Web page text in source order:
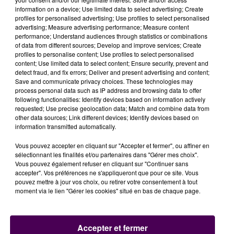
ces piles de dossiers papier qui s’amoncellent sur les
bureaux des magistrats."Nous gagnons aussi du
temps, en moyenne un mois sur les
procédures"ajoute Frédéric Chevalier. La ministre a
salué une expérimentation"qui mérite d’être étendue
au niveau national".La Chancellerie a lancé cinq
grands chantiers, dont un dédié au numérique avec
des moyens matériels supplémentaires et de
l’accompagnement pour les personnels :"Dans le
cadre de la procédure pénale, nous essayons aussi
de travailler à la constitution d’un dossier unique qui
ira du dépôt de plainte jusqu’au bureau du
juge"précise Nicole Belloubet.
information on a device; Use limited data to select advertising; Create
profiles for personalised advertising; Use profiles to select personalised
advertising; Measure advertising performance; Measure content
performance; Understand audiences through statistics or combinations
of data from different sources; Develop and improve services; Create
profiles to personalise content; Use profiles to select personalised
content; Use limited data to select content; Ensure security, prevent and
detect fraud, and fix errors; Deliver and present advertising and content;
Save and communicate privacy choices. These technologies may
process personal data such as IP address and browsing data to offer
following functionalities: Identify devices based on information actively
requested; Use precise geolocation data; Match and combine data from
other data sources; Link different devices; Identify devices based on
information transmitted automatically.
Vous pouvez accepter en cliquant sur "Accepter et fermer", ou affiner en
sélectionnant les finalités et/ou partenaires dans "Gérer mes choix".
Vous pouvez également refuser en cliquant sur "Continuer sans
accepter". Vos préférences ne s'appliqueront que pour ce site. Vous
pouvez mettre à jour vos choix, ou retirer votre consentement à tout
moment via le lien "Gérer les cookies" situé en bas de chaque page.
Accepter et fermer